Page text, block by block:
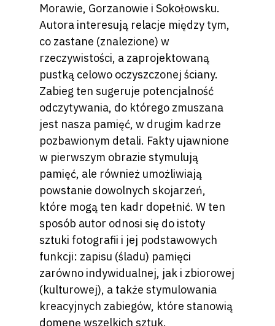
Morawie, Gorzanowie i Sokołowsku.
Autora interesują relacje między tym,
co zastane (znalezione) w
rzeczywistości, a zaprojektowaną
pustką celowo oczyszczonej ściany.
Zabieg ten sugeruje potencjalność
odczytywania, do którego zmuszana
jest nasza pamięć, w drugim kadrze
pozbawionym detali. Fakty ujawnione
w pierwszym obrazie stymulują
pamięć, ale również umożliwiają
powstanie dowolnych skojarzeń,
które mogą ten kadr dopełnić. W ten
sposób autor odnosi się do istoty
sztuki fotografii i jej podstawowych
funkcji: zapisu (śladu) pamięci
zarówno indywidualnej, jak i zbiorowej
(kulturowej), a także stymulowania
kreacyjnych zabiegów, które stanowią
domenę wszelkich sztuk.